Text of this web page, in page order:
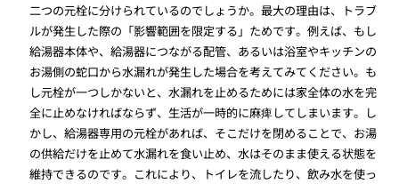
二つの元栓に分けられているのでしょうか。最大の理由は、トラブ
ルが発生した際の「影響範囲を限定する」ためです。例えば、もし
給湯器本体や、給湯器につながる配管、あるいは浴室やキッチンの
お湯側の蛇口から水漏れが発生した場合を考えてみてください。も
し元栓が一つしかないと、水漏れを止めるためには家全体の水を完
全に止めなければならず、生活が一時的に麻痺してしまいます。し
かし、給湯器専用の元栓があれば、そこだけを閉めることで、お湯
の供給だけを止めて水漏れを食い止め、水はそのまま使える状態を
維持できるのです。これにより、トイレを流したり、飲み水を使っ